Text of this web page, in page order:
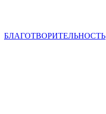
БЛАГОТВОРИТЕЛЬНОСТЬ